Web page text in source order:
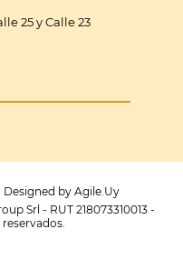
25 y Calle 23
Designed by Agile.Uy
Srl - RUT 218073310013 -